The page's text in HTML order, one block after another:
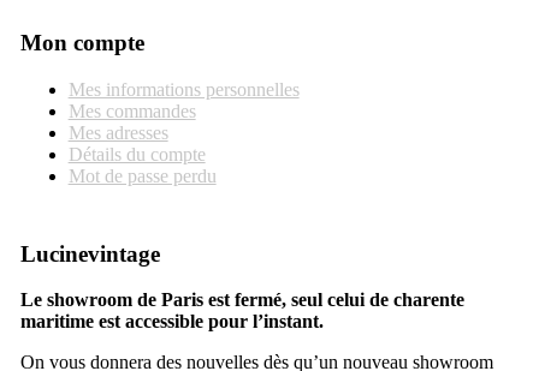
Mon compte
Mes informations personnelles
Mes commandes
Mes adresses
Détails du compte
Mot de passe perdu
Lucinevintage
Le showroom de Paris est fermé, seul celui de charente
maritime est accessible pour l’instant.
On vous donnera des nouvelles dès qu’un nouveau showroom